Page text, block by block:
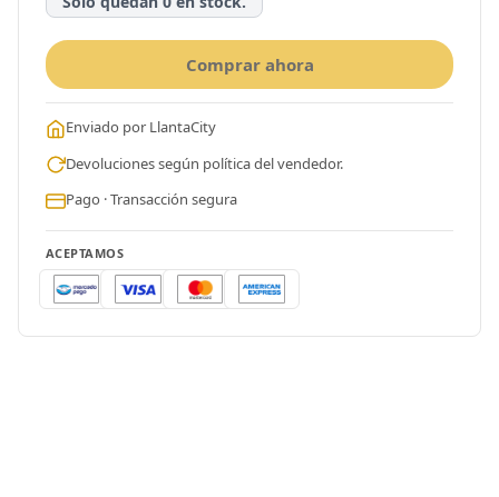
Comprar ahora
Enviado por LlantaCity
Devoluciones según política del vendedor.
Pago · Transacción segura
ACEPTAMOS